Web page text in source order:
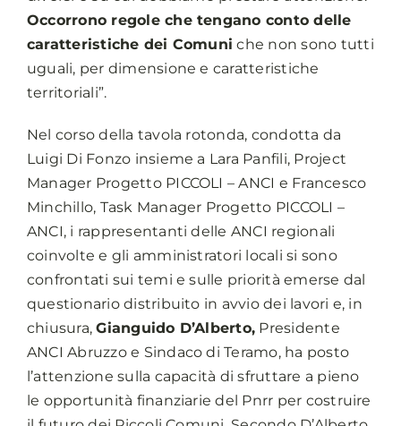
Occorrono regole che tengano conto delle
caratteristiche dei Comuni che non sono tutti
uguali, per dimensione e caratteristiche
territoriali”.
Nel corso della tavola rotonda, condotta da
Luigi Di Fonzo insieme a Lara Panfili, Project
Manager Progetto PICCOLI – ANCI e Francesco
Minchillo, Task Manager Progetto PICCOLI –
ANCI, i rappresentanti delle ANCI regionali
coinvolte e gli amministratori locali si sono
confrontati sui temi e sulle priorità emerse dal
questionario distribuito in avvio dei lavori e, in
chiusura,Gianguido D’Alberto, Presidente
ANCI Abruzzo e Sindaco di Teramo, ha posto
l’attenzione sulla capacità di sfruttare a pieno
le opportunità finanziarie del Pnrr per costruire